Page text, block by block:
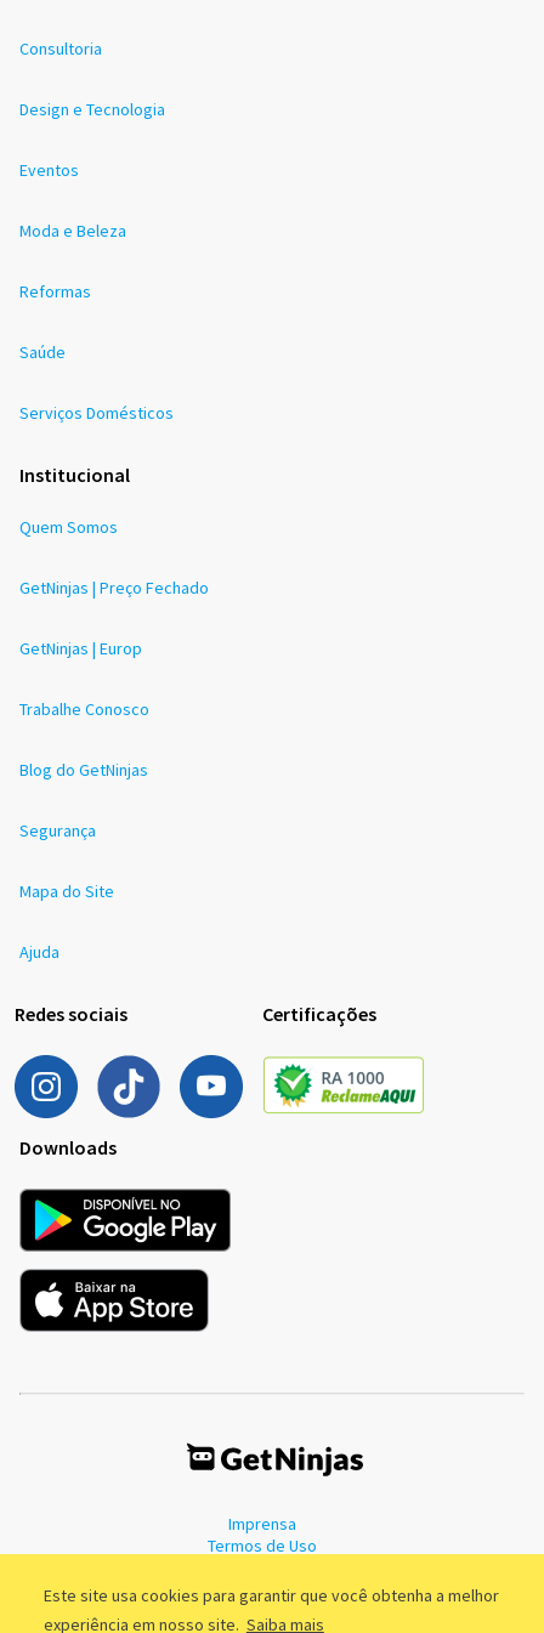
Este site usa cookies para garantir que você obtenha a melhor
experiência em nosso site. Saiba mais
Consultoria
Design e Tecnologia
Eventos
Moda e Beleza
Reformas
Saúde
Serviços Domésticos
Institucional
Quem Somos
GetNinjas | Preço Fechado
GetNinjas | Europ
Trabalhe Conosco
Blog do GetNinjas
Segurança
Mapa do Site
Ajuda
Redes sociais Certificações
Downloads
Imprensa
Termos de Uso